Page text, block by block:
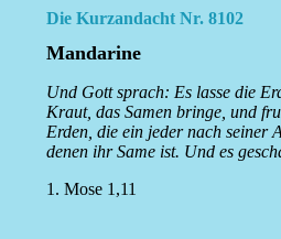
Die Kurzandacht Nr. 8102
Mandarine
Und Gott sprach: Es lasse die
Kraut, das Samen bringe, und
Erden, die ein jeder nach seiner
denen ihr Same ist. Und es
1. Mose 1,11